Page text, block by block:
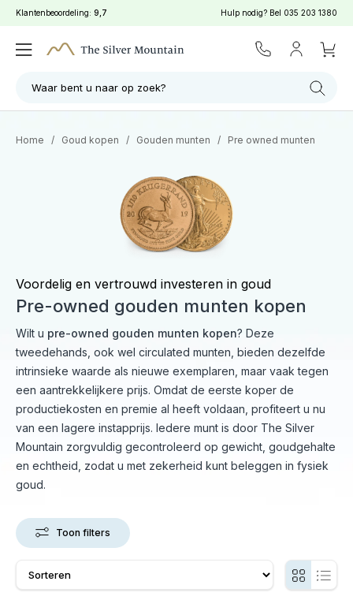
Klantenbeoordeling: 9,7 Hulp nodig? Bel 035 203 1380
Waar bent u naar op zoek?
Filter Zoeken
Home / Goud kopen / Gouden munten / Pre owned munten
Voordelig en vertrouwd investeren in goud
Pre-owned gouden munten kopen
Wilt u pre-owned gouden munten kopen? Deze
tweedehands, ook wel circulated munten, bieden dezelfde
intrinsieke waarde als nieuwe exemplaren, maar vaak tegen
een aantrekkelijkere prijs. Omdat de eerste koper de
productiekosten en premie al heeft voldaan, profiteert u nu
van een lagere instapprijs. Iedere munt is door The Silver
Mountain zorgvuldig gecontroleerd op gewicht, goudgehalte
en echtheid, zodat u met zekerheid kunt beleggen in fysiek
goud.
Toon filters